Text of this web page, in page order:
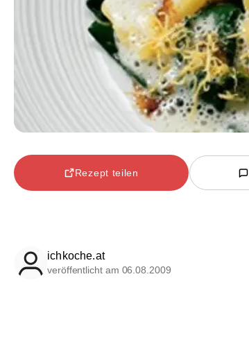
Rezept teilen
ichkoche.at
veröffentlicht am 06.08.2009